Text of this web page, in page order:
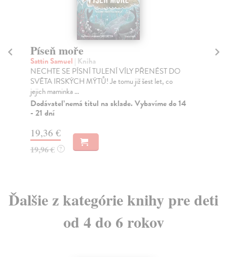
Píseň moře
Sattin Samuel | Kniha
NECHTE SE PÍSNÍ TULENÍ VÍLY PŘENÉST DO
SVĚTA IRSKÝCH MÝTŮ! Je tomu již šest let, co
jejich maminka ...
Dodávateľ nemá titul na sklade. Vybavíme do 14
- 21 dní
19,36 €
19,96 € ?
Ďalšie z kategórie knihy pre deti
od 4 do 6 rokov